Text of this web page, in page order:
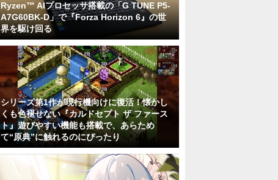
Ryzen™ AIプロセッサ搭載の「G TUNE P5-
A7G60BK-D」で『Forza Horizon 6』の世
界を駆け回る
シリーズ第1作が現行機向けに復活！懐かし
くも色褪せない『カルドセプト ザ ファース
ト』遊びやすい機能も搭載で、あらため
て“原典”に触れるのにぴったり